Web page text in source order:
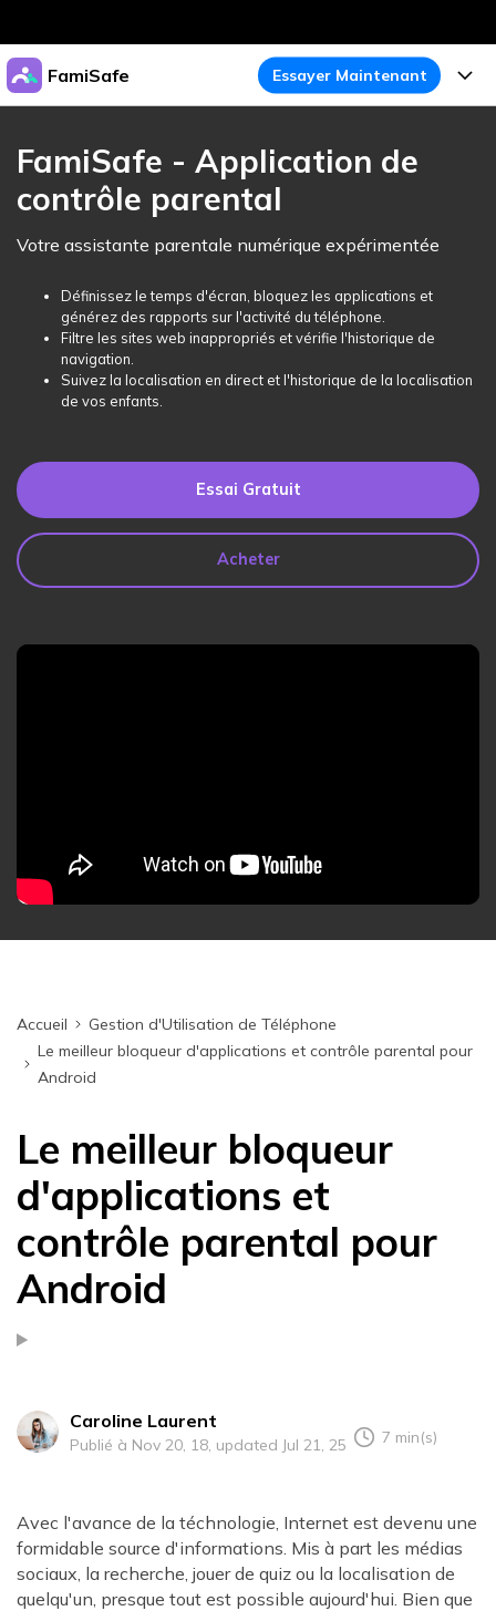
Produits phares
Utilité
Aperçu
Solutions
Actualités
Boutique
Support
FamiSafe Essayer Maintenant
FamiSafe
Protégez la Vie Numérique de Vos Enfants
Essai Gratuit
FamiSafe pour Écoles
Essai Gratuit
Fonctionnalités
Activité de l'Appareil
Service de Localisation
Blog
Traceur de Localisation
Temps d'Écran
Blocage d'Apps
Lire Plus>
Ressources
Thèmes Phares
Guide FamiSafe
Tarifs
FamiSafe - Application de
contrôle parental
Votre assistante parentale numérique expérimentée
Définissez le temps d'écran, bloquez les applications et
générez des rapports sur l'activité du téléphone.
Filtre les sites web inappropriés et vérifie l'historique de
navigation.
Suivez la localisation en direct et l'historique de la localisation
de vos enfants.
Essai Gratuit
Acheter
Accueil
Gestion d'Utilisation de Téléphone
Le meilleur bloqueur d'applications et contrôle parental pour
Android
Le meilleur bloqueur
d'applications et
contrôle parental pour
Android
Caroline Laurent
Publié à Nov 20, 18, updated Jul 21, 25 7 min(s)
Avec l'avance de la téchnologie, Internet est devenu une
formidable source d'informations. Mis à part les médias
sociaux, la recherche, jouer de quiz ou la localisation de
quelqu'un, presque tout est possible aujourd'hui. Bien que